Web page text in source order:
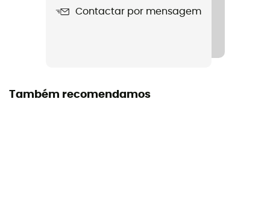
Contactar por mensagem
Também recomendamos